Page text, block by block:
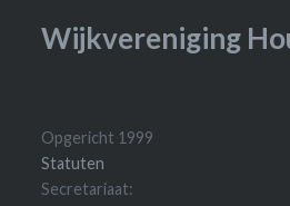
Wijkvereniging
Opgericht 1999
Statuten
Secretariaat: